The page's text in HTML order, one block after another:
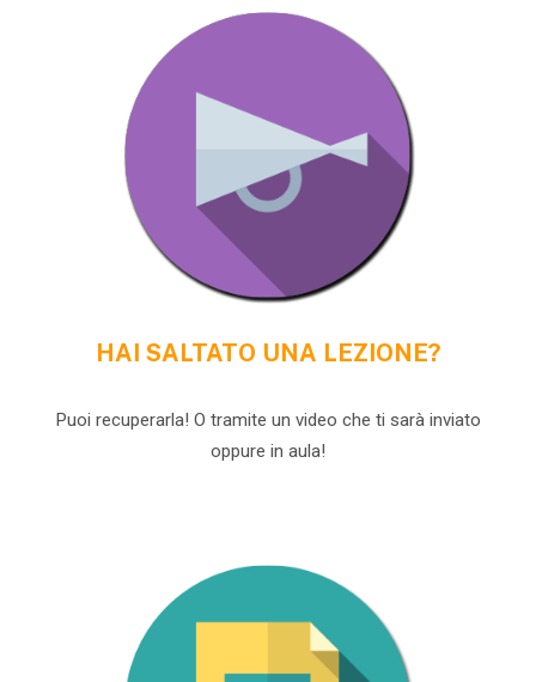
HAI SALTATO UNA LEZIONE?
Puoi recuperarla! O tramite un video che ti sarà inviato
oppure in aula!